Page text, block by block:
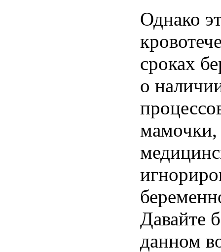
Однако
сроках
о
мамочки
Давайте
данном